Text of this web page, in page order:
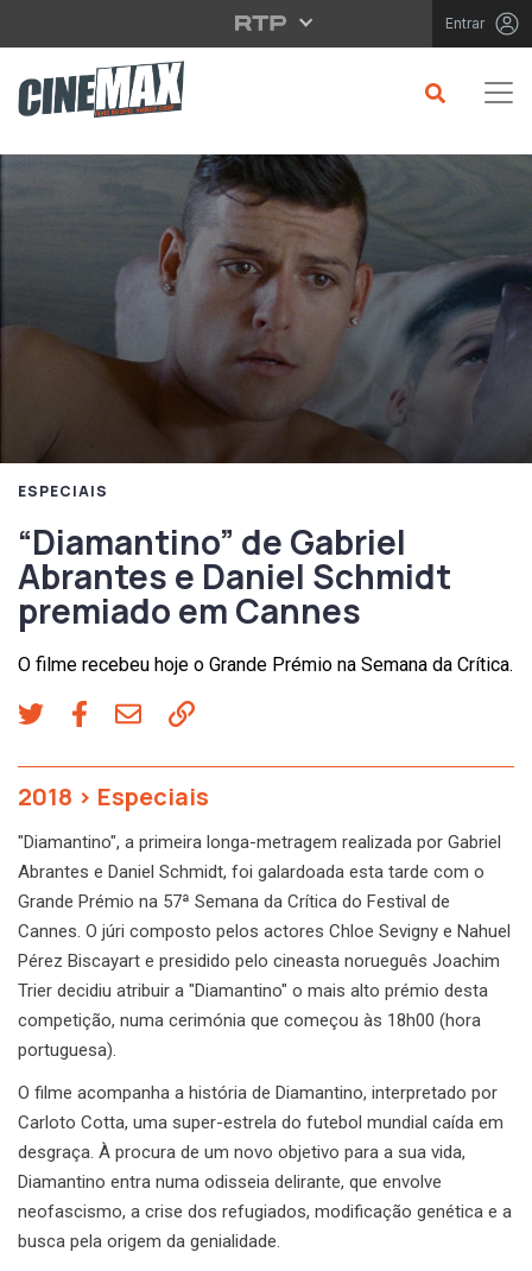
Saltar para o conteúdo principal Entrar
ESPECIAIS
“Diamantino” de Gabriel
Abrantes e Daniel Schmidt
premiado em Cannes
O filme recebeu hoje o Grande Prémio na Semana da Crítica.
2018 > Especiais
"Diamantino", a primeira longa-metragem realizada por Gabriel
Abrantes e Daniel Schmidt, foi galardoada esta tarde com o
Grande Prémio na 57ª Semana da Crítica do Festival de
Cannes. O júri composto pelos actores Chloe Sevigny e Nahuel
Pérez Biscayart e presidido pelo cineasta norueguês Joachim
Trier decidiu atribuir a "Diamantino" o mais alto prémio desta
competição, numa cerimónia que começou às 18h00 (hora
portuguesa).
O filme acompanha a história de Diamantino, interpretado por
Carloto Cotta, uma super-estrela do futebol mundial caída em
desgraça. À procura de um novo objetivo para a sua vida,
Diamantino entra numa odisseia delirante, que envolve
neofascismo, a crise dos refugiados, modificação genética e a
busca pela origem da genialidade.